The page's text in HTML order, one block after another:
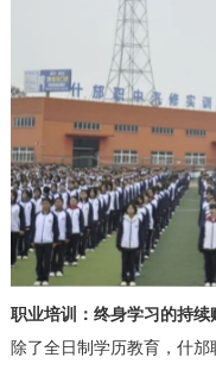
职业培训：终身学习的持续
除了全日制学历教育，什